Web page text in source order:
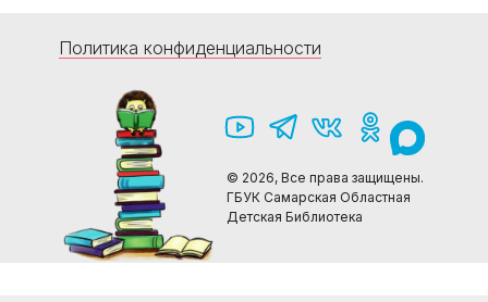
Политика конфиденциальности
© 2026, Все права защищены.
ГБУК Самарская Областная
Детская Библиотека